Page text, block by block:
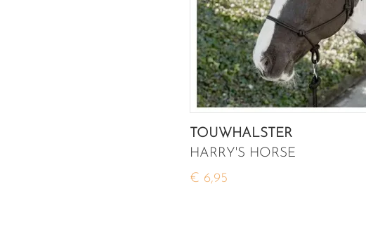
TOUWHALSTER
HARRY'S HORSE
€ 6,95